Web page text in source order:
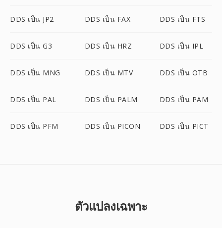
DDS เป็น JP2 DDS เป็น FAX DDS เป็น FTS
DDS เป็น G3 DDS เป็น HRZ DDS เป็น IPL
DDS เป็น MNG DDS เป็น MTV DDS เป็น OTB
DDS เป็น PAL DDS เป็น PALM DDS เป็น PAM
DDS เป็น PFM DDS เป็น PICON DDS เป็น PICT
ตัวแปลงเฉพาะ